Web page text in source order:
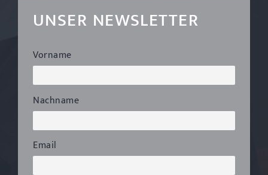
UNSER NEWSLETTER
Vorname
Nachname
Email